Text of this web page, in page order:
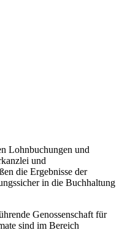
Lohnbuchungen und
und
die Ergebnisse der
in die Buchhaltung
Genossenschaft für
sind im Bereich